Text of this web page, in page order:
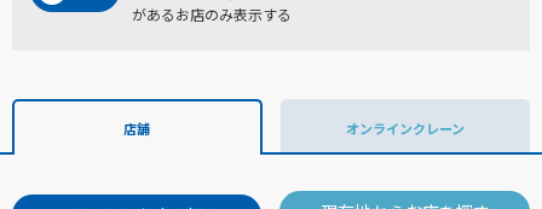
があるお店のみ表示する
店舗 オンラインクレーン